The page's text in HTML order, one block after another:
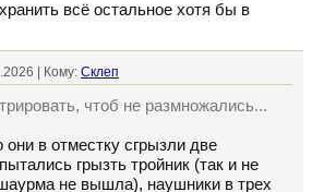
всё остальное хотя бы в
| Кому: Склеп
чтоб не размножались...
в отместку сгрызли две
грызть тройник (так и не
не вышла), наушники в трех